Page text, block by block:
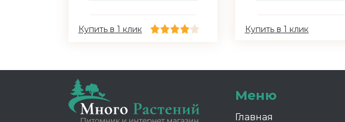
Купить в 1 клик Купить в 1 клик
Меню
Главная